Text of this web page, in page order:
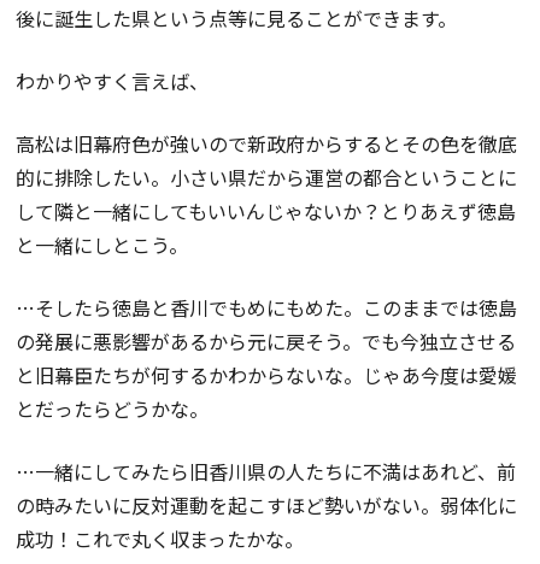
後に誕生した県という点等に見ることができます。
わかりやすく言えば、
高松は旧幕府色が強いので新政府からするとその色を徹底
的に排除したい。小さい県だから運営の都合ということに
して隣と一緒にしてもいいんじゃないか？とりあえず徳島
と一緒にしとこう。
…そしたら徳島と香川でもめにもめた。このままでは徳島
の発展に悪影響があるから元に戻そう。でも今独立させる
と旧幕臣たちが何するかわからないな。じゃあ今度は愛媛
とだったらどうかな。
…一緒にしてみたら旧香川県の人たちに不満はあれど、前
の時みたいに反対運動を起こすほど勢いがない。弱体化に
成功！これで丸く収まったかな。